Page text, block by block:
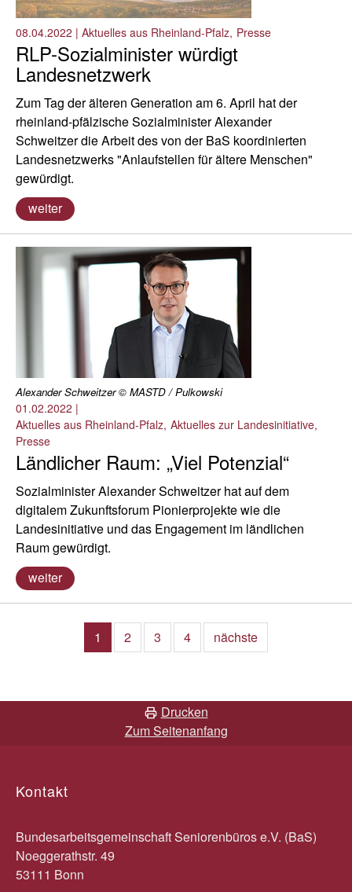
08.04.2022 | Aktuelles aus Rheinland-Pfalz Presse
RLP-Sozialminister würdigt
Landesnetzwerk
Zum Tag der älteren Generation am 6. April hat der
rheinland-pfälzische Sozialminister Alexander
Schweitzer die Arbeit des von der BaS koordinierten
Landesnetzwerks "Anlaufstellen für ältere Menschen"
gewürdigt.
weiter
Alexander Schweitzer © MASTD / Pulkowski
01.02.2022 |
Aktuelles aus Rheinland-Pfalz Aktuelles zur Landesinitiative
Presse
Ländlicher Raum: „Viel Potenzial“
Sozialminister Alexander Schweitzer hat auf dem
digitalem Zukunftsforum Pionierprojekte wie die
Landesinitiative und das Engagement im ländlichen
Raum gewürdigt.
weiter
1 2 3 4 nächste
Drucken
Zum Seitenanfang
Kontakt
Bundesarbeitsgemeinschaft Seniorenbüros e.V. (BaS)
Noeggerathstr. 49
53111 Bonn